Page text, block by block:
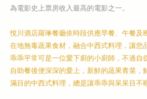
為電影史上票房收入最高的電影之一。
悅川酒店羅琳餐廳依時段供應早餐、午餐及
在地無毒蔬果食材，融合中西式料理，讓您
乖乖平常可是一位愛下廚的小廚師，不過自
自助餐後便深深的愛上，新鮮的蔬果青菜，
滿目的中西式料理，總是讓乖乖與呆呆目不